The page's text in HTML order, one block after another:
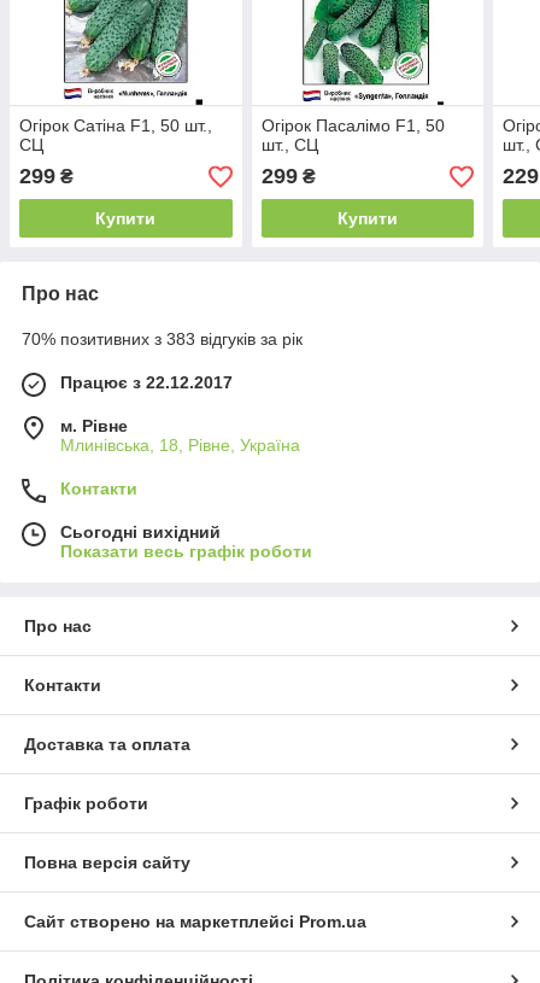
Огірок Сатіна F1, 50 шт.,
СЦ
299 ₴
Купити
Огірок Пасалімо F1, 50
шт., СЦ
299₴
Купити
шт.,
229
Про нас
70% позитивних з 383 відгуків за рік
Працює з 22.12.2017
м. Рівне
Млинівська, 18, Рівне, Україна
Контакти
Сьогодні вихідний
Показати весь графік роботи
Про нас
Контакти
Доставка та оплата
Графік роботи
Повна версія сайту
Сайт створено на маркетплейсі Prom.ua